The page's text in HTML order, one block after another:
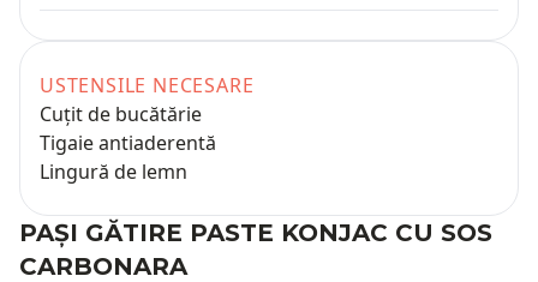
USTENSILE NECESARE
Cuțit de bucătărie
Tigaie antiaderentă
Lingură de lemn
PAȘI GĂTIRE PASTE KONJAC CU SOS
CARBONARA